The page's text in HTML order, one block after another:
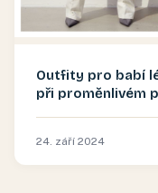
Outfity pro babí
při proměnlivém
24. září 2024